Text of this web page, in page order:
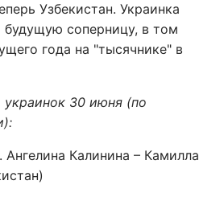
Узбекистан. Украинка
соперницу, в том
года на "тысячнике" в
украинок 30 июня (по
Калинина – Камилла